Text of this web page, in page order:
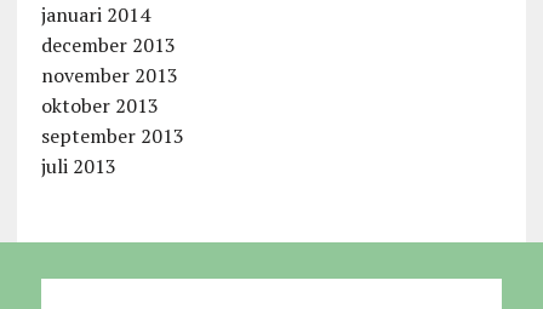
januari 2014
december 2013
november 2013
oktober 2013
september 2013
juli 2013